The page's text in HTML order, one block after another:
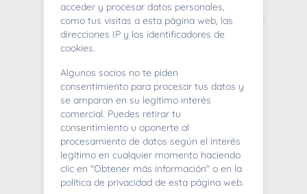
404
Whoops! Lo sentimos mucho.
acceder y procesar datos personales,
como tus visitas a esta página web, las
direcciones IP y los identificadores de
cookies.
Algunos socios no te piden
consentimiento para procesar tus datos y
se amparan en su legítimo interés
comercial. Puedes retirar tu
consentimiento u oponerte al
procesamiento de datos según el interés
legítimo en cualquier momento haciendo
clic en "Obtener más información" o en la
política de privacidad de esta página web.